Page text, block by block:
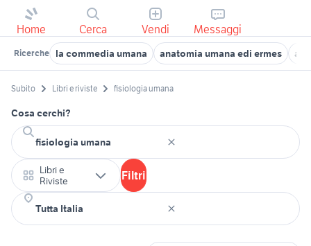
Home Cerca Vendi Messaggi
Ricerche la commedia umana anatomia umana edi ermes
Subito Libri e riviste fisiologia umana
Cosa cerchi?
Libri e
Riviste
Filtri